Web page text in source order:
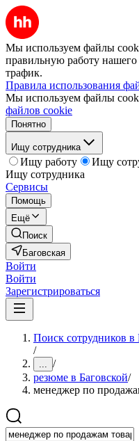
Мы используем файлы
правильную работу нашего
трафик.
Правила использования
Мы используем файлы
файлов cookie
Понятно
Ищу сотрудника
Ищу работу
Ищу
Ищу сотрудника
Сервисы
Помощь
Ещё
Поиск
Баговская
Войти
Войти
Зарегистрироваться
Поиск сотрудников в
/
... /
резюме в Баговской/
менеджер по